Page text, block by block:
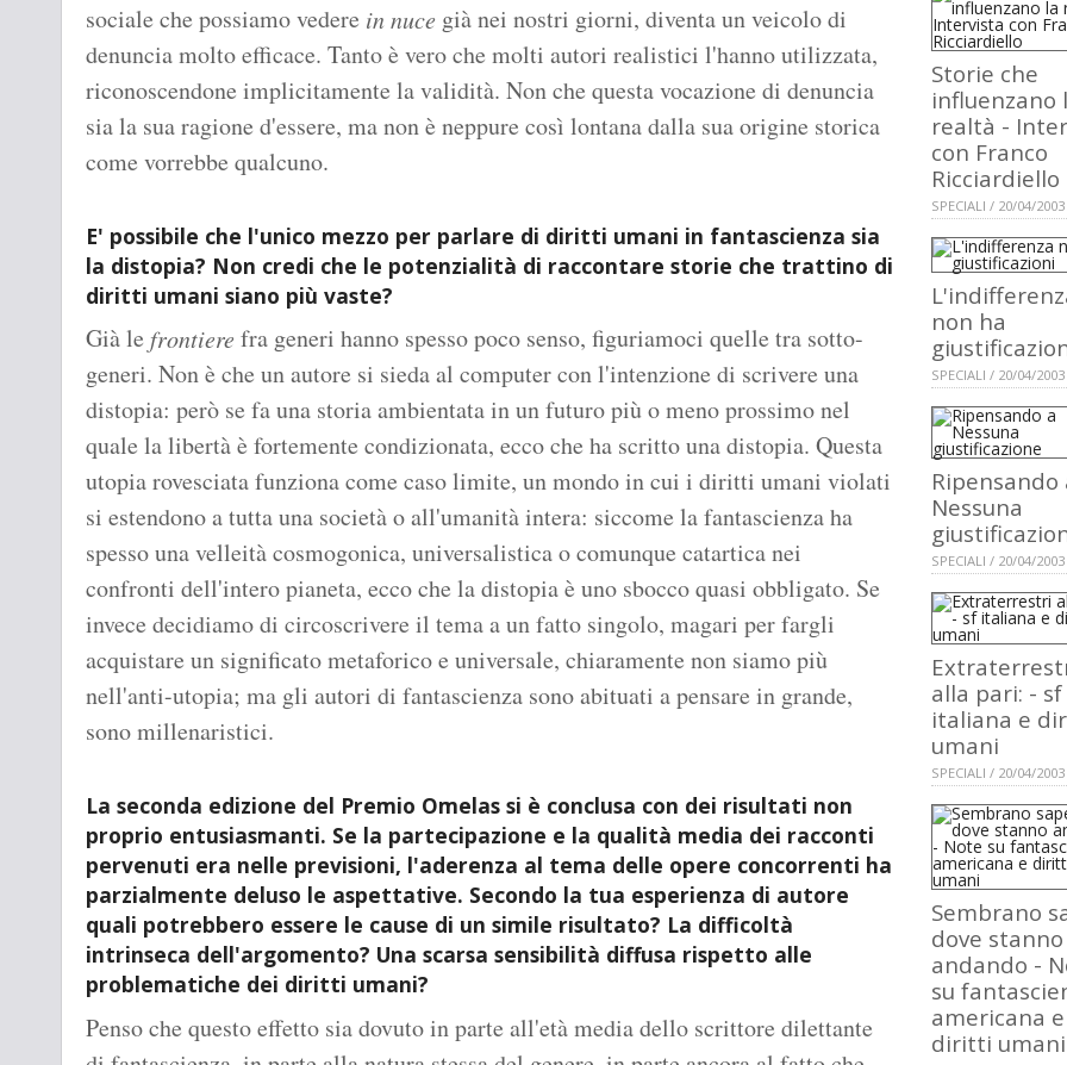
sociale che possiamo vedere in nuce già nei nostri giorni, diventa un veicolo di
denuncia molto efficace. Tanto è vero che molti autori realistici l'hanno utilizzata,
riconoscendone implicitamente la validità. Non che questa vocazione di denuncia
sia la sua ragione d'essere, ma non è neppure così lontana dalla sua origine storica
come vorrebbe qualcuno.
E' possibile che l'unico mezzo per parlare di diritti umani in fantascienza sia
la distopia? Non credi che le potenzialità di raccontare storie che trattino di
diritti umani siano più vaste?
Già le frontiere fra generi hanno spesso poco senso, figuriamoci quelle tra sotto-
generi. Non è che un autore si sieda al computer con l'intenzione di scrivere una
distopia: però se fa una storia ambientata in un futuro più o meno prossimo nel
quale la libertà è fortemente condizionata, ecco che ha scritto una distopia. Questa
utopia rovesciata funziona come caso limite, un mondo in cui i diritti umani violati
si estendono a tutta una società o all'umanità intera: siccome la fantascienza ha
spesso una velleità cosmogonica, universalistica o comunque catartica nei
confronti dell'intero pianeta, ecco che la distopia è uno sbocco quasi obbligato. Se
invece decidiamo di circoscrivere il tema a un fatto singolo, magari per fargli
acquistare un significato metaforico e universale, chiaramente non siamo più
nell'anti-utopia; ma gli autori di fantascienza sono abituati a pensare in grande,
sono millenaristici.
La seconda edizione del Premio Omelas si è conclusa con dei risultati non
proprio entusiasmanti. Se la partecipazione e la qualità media dei racconti
pervenuti era nelle previsioni, l'aderenza al tema delle opere concorrenti ha
parzialmente deluso le aspettative. Secondo la tua esperienza di autore
quali potrebbero essere le cause di un simile risultato? La difficoltà
intrinseca dell'argomento? Una scarsa sensibilità diffusa rispetto alle
problematiche dei diritti umani?
Penso che questo effetto sia dovuto in parte all'età media dello scrittore dilettante
Storie che
influenzano
realtà -
con Franco
Ricciardiello
SPECIALI / 20/04/2003
non ha
SPECIALI / 20/04/2003
Ripensando
Nessuna
SPECIALI / 20/04/2003
alla pari: - sf
italiana e
umani
SPECIALI / 20/04/2003
Sembrano
dove stanno
andando -
su
americana e
diritti umani